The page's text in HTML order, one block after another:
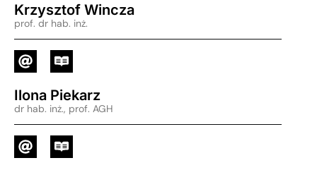
Krzysztof Wincza
prof. dr hab. inż.
Ilona Piekarz
dr hab. inż., prof. AGH